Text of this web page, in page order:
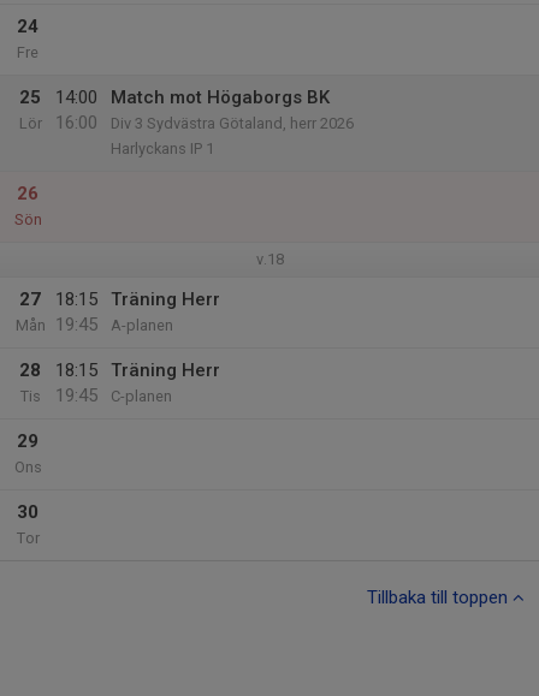
24
Fre
25
Lör
14:00
16:00
Match mot Högaborgs BK
Div 3 Sydvästra Götaland, herr 2026
Harlyckans IP 1
26
Sön
v.18
27
Mån
18:15
19:45
Träning Herr
A-planen
28
Tis
18:15
19:45
Träning Herr
C-planen
29
Ons
30
Tor
Tillbaka till toppen